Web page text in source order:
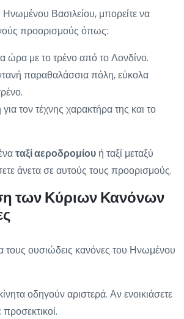
Βασιλείου, μπορείτε να
προορισμούς όπως:
ώρα με το τρένο από το Λονδίνο.
παραθαλάσσια πόλη, εύκολα
τον τέχνης χαρακτήρα της και το
ταξί αεροδρομίου ή ταξί μεταξύ
άνετα σε αυτούς τους προορισμούς.
των Κύριων Κανόνων
τους ουσιώδεις κανόνες του Ηνωμένου
οδηγούν αριστερά. Αν ενοικιάσετε
προσεκτικοί.